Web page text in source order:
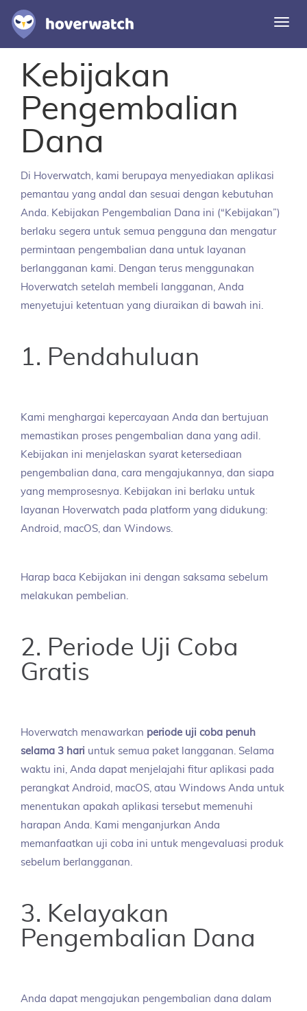
Fitur
Solusi
Kebijakan
Pengembalian
Dana
Di Hoverwatch, kami berupaya menyediakan aplikasi
pemantau yang andal dan sesuai dengan kebutuhan
Anda. Kebijakan Pengembalian Dana ini (“Kebijakan”)
berlaku segera untuk semua pengguna dan mengatur
permintaan pengembalian dana untuk layanan
berlangganan kami. Dengan terus menggunakan
Hoverwatch setelah membeli langganan, Anda
menyetujui ketentuan yang diuraikan di bawah ini.
1. Pendahuluan
Kami menghargai kepercayaan Anda dan bertujuan
memastikan proses pengembalian dana yang adil.
Kebijakan ini menjelaskan syarat ketersediaan
pengembalian dana, cara mengajukannya, dan siapa
yang memprosesnya. Kebijakan ini berlaku untuk
layanan Hoverwatch pada platform yang didukung:
Android, macOS, dan Windows.
Harap baca Kebijakan ini dengan saksama sebelum
melakukan pembelian.
2. Periode Uji Coba
Gratis
Hoverwatch menawarkan periode uji coba penuh
selama 3 hari untuk semua paket langganan. Selama
waktu ini, Anda dapat menjelajahi fitur aplikasi pada
perangkat Android, macOS, atau Windows Anda untuk
menentukan apakah aplikasi tersebut memenuhi
harapan Anda. Kami menganjurkan Anda
memanfaatkan uji coba ini untuk mengevaluasi produk
sebelum berlangganan.
3. Kelayakan
Pengembalian Dana
Anda dapat mengajukan pengembalian dana dalam